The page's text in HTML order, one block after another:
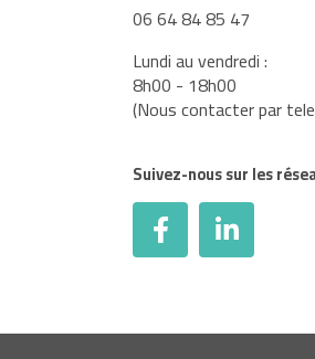
06 64 84 85 47
Lundi au vendredi :
8h00 - 18h00
(Nous contacter par
Suivez-nous sur les